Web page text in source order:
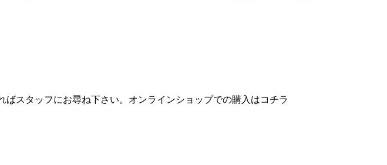
スタッフにお尋ね下さい。オンラインショップでの購入はコチラ